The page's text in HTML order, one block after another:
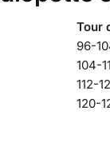
Tour
96-
104-
112-
120-